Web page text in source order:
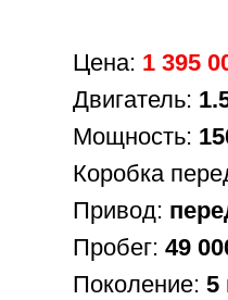
Цена: 1 395
Двигатель:
Мощность:
Коробка
Привод:
Пробег:49
Поколение:5